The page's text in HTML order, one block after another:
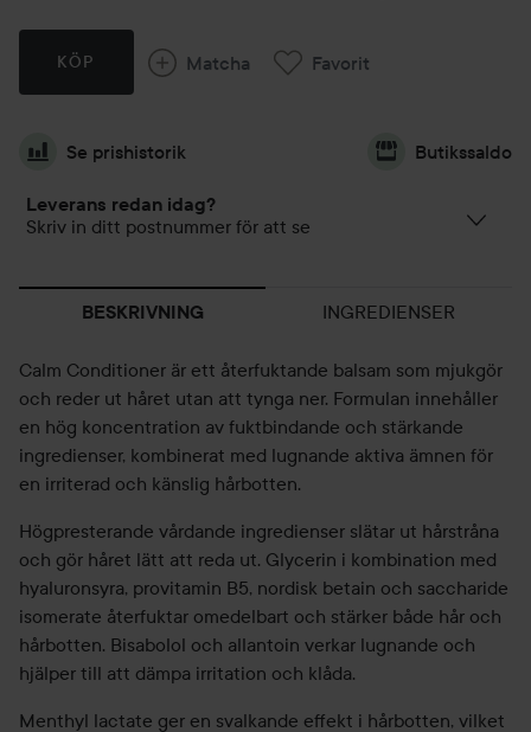
KÖP Matcha Favorit
Se prishistorik Butikssaldo
Leverans redan idag?
Skriv in ditt postnummer för att se
BESKRIVNING INGREDIENSER
Calm Conditioner är ett återfuktande balsam som mjukgör
och reder ut håret utan att tynga ner. Formulan innehåller
en hög koncentration av fuktbindande och stärkande
ingredienser, kombinerat med lugnande aktiva ämnen för
en irriterad och känslig hårbotten.
Högpresterande vårdande ingredienser slätar ut hårstråna
och gör håret lätt att reda ut. Glycerin i kombination med
hyaluronsyra, provitamin B5, nordisk betain och saccharide
isomerate återfuktar omedelbart och stärker både hår och
hårbotten. Bisabolol och allantoin verkar lugnande och
hjälper till att dämpa irritation och klåda.
Menthyl lactate ger en svalkande effekt i hårbotten, vilket